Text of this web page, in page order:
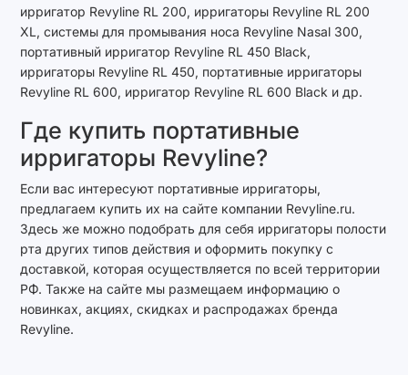
ирригатор Revyline RL 200, ирригаторы Revyline RL 200
XL, системы для промывания носа Revyline Nasal 300,
портативный ирригатор Revyline RL 450 Black,
ирригаторы Revyline RL 450, портативные ирригаторы
Revyline RL 600, ирригатор Revyline RL 600 Black и др.
Где купить портативные
ирригаторы Revyline?
Если вас интересуют портативные ирригаторы,
предлагаем купить их на сайте компании Revyline.ru.
Здесь же можно подобрать для себя ирригаторы полости
рта других типов действия и оформить покупку с
доставкой, которая осуществляется по всей территории
РФ. Также на сайте мы размещаем информацию о
новинках, акциях, скидках и распродажах бренда
Revyline.